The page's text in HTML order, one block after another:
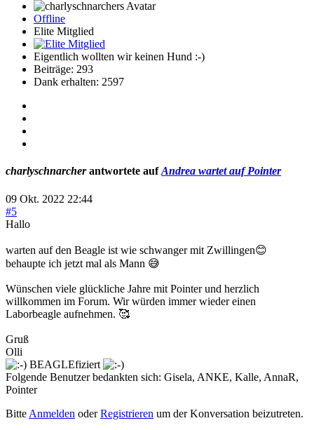
Offline
Elite Mitglied
Eigentlich wollten wir keinen Hund :-)
Beiträge: 293
Dank erhalten: 2597
charlyschnarcherantwortete aufAndrea wartet auf Pointer
09 Okt. 2022 22:44
#5
Hallo
warten auf den Beagle ist wie schwanger mit Zwillingen😊
behaupte ich jetzt mal als Mann 😅
Wünschen viele glückliche Jahre mit Pointer und herzlich
willkommen im Forum. Wir würden immer wieder einen
Laborbeagle aufnehmen. 🥰
Gruß
Olli
BEAGLEfiziert
Folgende Benutzer bedankten sich: Gisela, ANKE, Kalle, AnnaR,
Pointer
Bitte Anmelden oderRegistrieren um der Konversation beizutreten.